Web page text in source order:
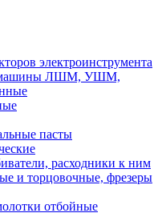
электроинструмента
машины ЛШМ, УШМ,
пасты
расходники к ним
и торцовочные, фрезеры
отбойные